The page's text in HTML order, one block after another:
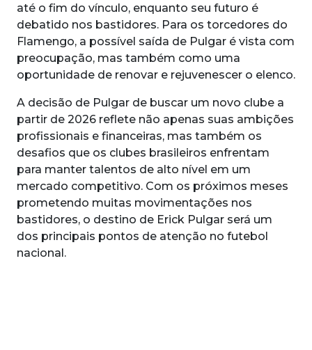
até o fim do vínculo, enquanto seu futuro é
debatido nos bastidores. Para os torcedores do
Flamengo, a possível saída de Pulgar é vista com
preocupação, mas também como uma
oportunidade de renovar e rejuvenescer o elenco.
A decisão de Pulgar de buscar um novo clube a
partir de 2026 reflete não apenas suas ambições
profissionais e financeiras, mas também os
desafios que os clubes brasileiros enfrentam
para manter talentos de alto nível em um
mercado competitivo. Com os próximos meses
prometendo muitas movimentações nos
bastidores, o destino de Erick Pulgar será um
dos principais pontos de atenção no futebol
nacional.